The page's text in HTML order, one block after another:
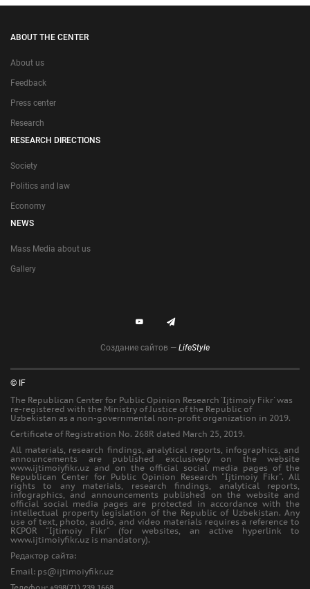
ABOUT THE CENTER
About us
Feedback
Press center
Research
RESEARCH DIRECTIONS
Society
Politics and law
Economy
NEWS
Mass Media about us
Gallery
Создание сайтов — LifeStyle
© IF
The Republican Center for Public Opinion Research 'Ijtimoiy Fikr' was
re-registered with the Ministry of Justice of the Republic of
Uzbekistan as a non-governmental non-profit organization in 2019.
Certificate of Registration No. 268R dated March 25, 2019.
All materials, research findings, analytical reports, infographics, and
announcements are published exclusively on the website
www.ijtimoiyfikr.uz and on the official social media pages of the
Republican Center for Public Opinion Research "Ijtimoiy Fikr". All
rights to any materials, research findings, analytical reports,
infographics, and announcements published on the website and
official social media pages are protected in accordance with the
intellectual property legislation of the Republic of Uzbekistan. Any
use of text, photo, audio, and video materials requires a reference to
RCPOR "Ijtimoiy Fikr" (for websites, an active hyperlink to
www.ijtimoiyfikr.uz is mandatory).
Редактор сайта:
Еmail: ps@ijtimoiyfikr.uz